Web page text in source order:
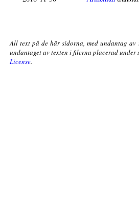
All text på de här sidorna, med undantag av
undantaget av texten i filerna placerad
License.